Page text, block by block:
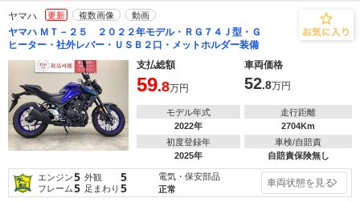
ヤマハ 更新 複数画像 動画
ヤマハ ＭＴ－２５ ２０２２年モデル・ＲＧ７４Ｊ型・Ｇ
ヒーター・社外レバー・ＵＳＢ２口・メットホルダー装備
支払総額
車両価格
59.8万円 52.8万円
モデル年式
2022年
走行距離
2704Km
初度登録年
2025年
車検/自賠責
自賠責保険無し
エンジン5 外観 5
フレーム5 足まわり 5
電気・保安部品
正常
車両状態を見る